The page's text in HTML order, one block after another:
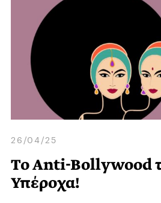
26/04/25
Το Anti-Bollywood
Υπέροχα!